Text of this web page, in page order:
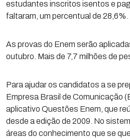
estudantes inscritos isentos e
faltaram, um percentual de 28,6%.
As provas do Enem serão
outubro. Mais de 7,7 milhões de
Para ajudar os candidatos a se
Empresa Brasil de Comunicação
aplicativo Questões Enem, que
desde a edição de 2009. No
áreas do conhecimento que se